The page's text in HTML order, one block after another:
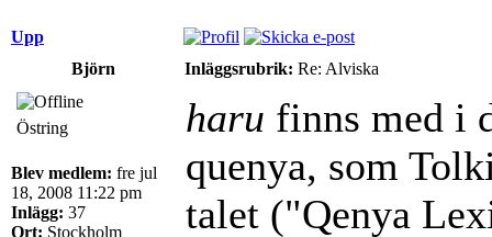
Upp
Björn
Inläggsrubrik: Re: Alviska
Östring
Blev medlem: fre jul
18, 2008 11:22 pm
Inlägg: 37
Ort: Stockholm
haru finns med i
quenya, som
talet ("Qenya